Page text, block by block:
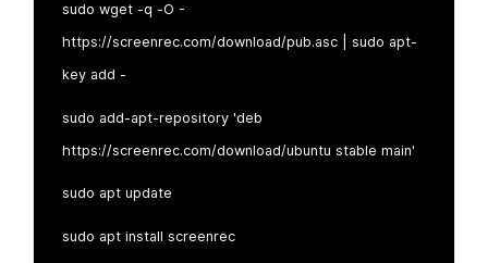
sudo wget -q -O -
https://screenrec.com/download/pub.asc | sudo apt-
key add -
sudo add-apt-repository 'deb
https://screenrec.com/download/ubuntu stable main'
sudo apt update
sudo apt install screenrec